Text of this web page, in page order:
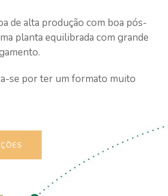
de alta produção com boa pós-
planta equilibrada com grande
se por ter um formato muito